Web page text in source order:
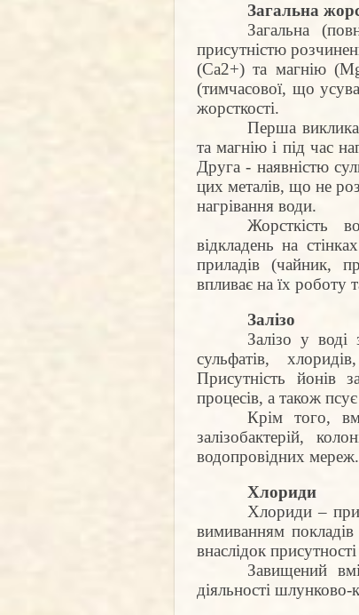
Загальна
Загальна
присутністю
(Ca2+) та магнію
(тимчасової, що
жорсткості.
Перша
та магнію і під час
Друга - наявністю
цих металів, що не
нагрівання води.
Жорсткість
відкладень на
приладів (чайник,
впливає на їх роботу
Залізо
Залізо у воді
сульфатів,
Присутність йонів
процесів, а також
Крім того,
залізобактерій,
водопровідних мереж.
Хлориди
Хлориди –
вимиванням
внаслідок присутності
Завищений
діяльності